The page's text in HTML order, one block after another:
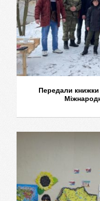
Передали книжки